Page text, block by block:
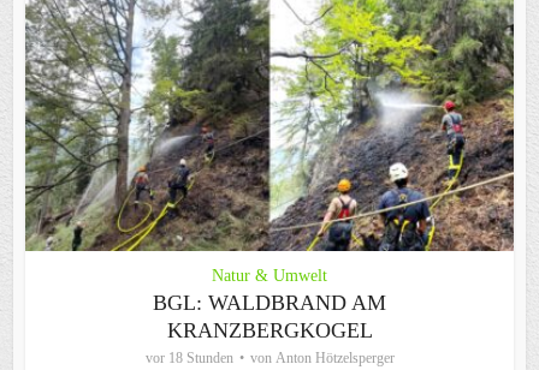
Natur & Umwelt
BGL: WALDBRAND AM
KRANZBERGKOGEL
vor 18 Stunden von Anton Hötzelsperger